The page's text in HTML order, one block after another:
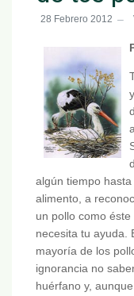
28 Febrero 2012
algún tiempo
alimento, a
un pollo como
necesita tu ayuda.
mayoría de los
ignorancia no
huérfano y,